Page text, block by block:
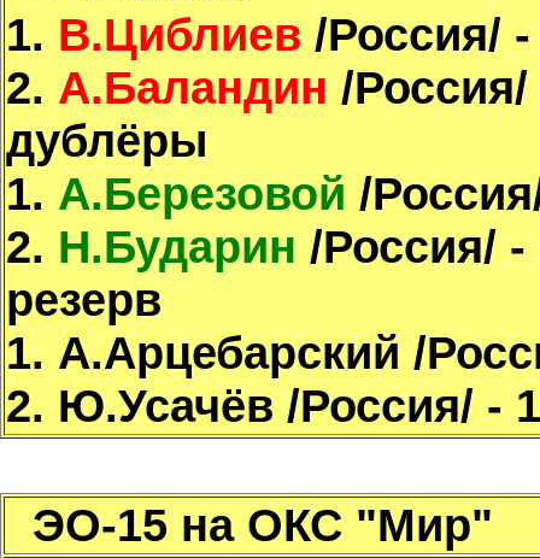
1. В.Циблиев /Россия/
2. А.Баландин /
дублёры
1. А.Березовой /
2. Н.Бударин /Россия/ -
резерв
1. А.Арцебарский /
2. Ю.Усачёв /Россия/ -
ЭО-15 на ОКС "Мир"